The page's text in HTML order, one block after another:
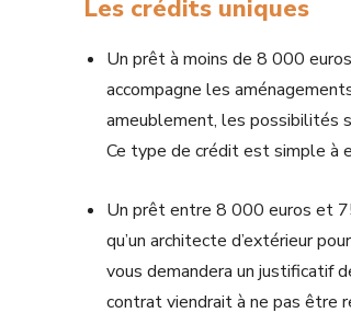
Les crédits uniques
Un prêt à moins de 8 000
accompagne les
ameublement, les possibilités
Ce type de crédit est simple à
Un prêt entre 8 000 euros et
qu’un architecte d’extérieur pour
vous demandera un justificatif
contrat viendrait à ne pas être